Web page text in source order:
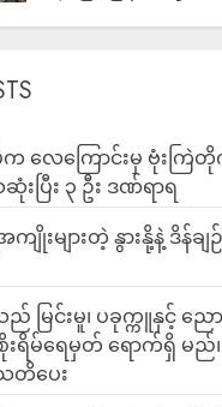
လေကြောင်းမှ ဗုံးကြဲ
းပြီး ၃ ဦး ဒဏ်ရာရ
ကျိုးများတဲ့ နွားနို့နဲ့ ဒိ
မြင်းမူ၊ ပခုက္ကူနှင့် ည
ရိမ်ရေမှတ် ရောက်ရှိ မည်၊
တိပေး